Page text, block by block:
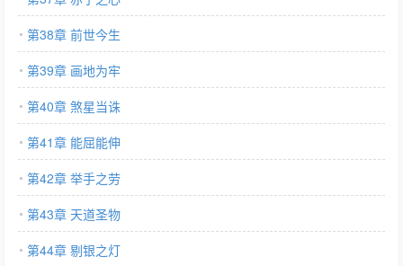
第38章 前世今生
第39章 画地为牢
第40章 煞星当诛
第41章 能屈能伸
第42章 举手之劳
第43章 天道圣物
第44章 剔银之灯